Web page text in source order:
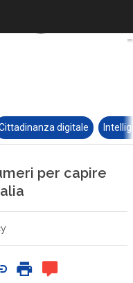
digitale
per capire